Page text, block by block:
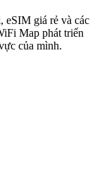
eSIM giá rẻ và các
Map phát triển
của mình.